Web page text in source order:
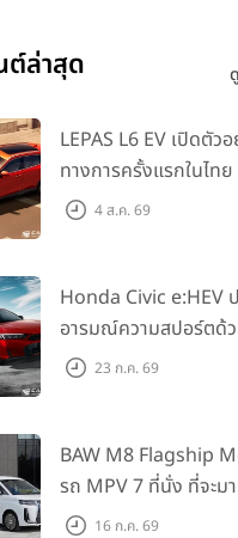
ล่าสุด
LEPAS L6 EV เปิดตัว
ทางการครั้งแรกในไทย
วิสัยทัศน์ “Drive Your
4 ส.ค. 69
Honda Civic e:HEV
อารมณ์ความสปอร์ตด้
Honda S+ Shift ครั้งแ
Traffic Monitor เพีย
ภายใน 31 ก.ค. 2569
น้ำมันมูลค่า 10,000 บาท
23 ก.ค. 69
BAW M8 Flagship
รถ MPV 7 ที่นั่ง ที่จะมา
ตลาดครอบครัวและองค์
16 ก.ค. 69